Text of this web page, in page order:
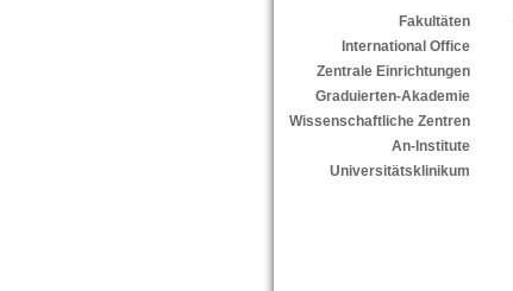
Fakultäten
International Office
Zentrale Einrichtungen
Graduierten-Akademie
Wissenschaftliche Zentren
An-Institute
Universitätsklinikum